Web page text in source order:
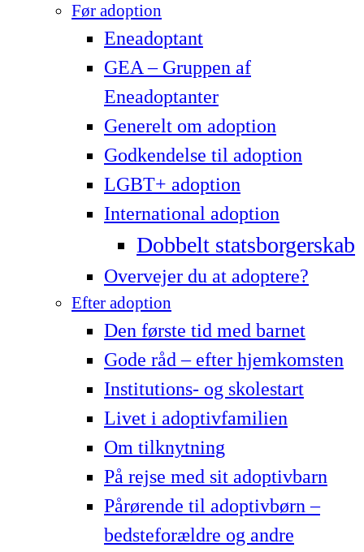
Før adoption
Eneadoptant
GEA – Gruppen af
Eneadoptanter
Generelt om adoption
Godkendelse til adoption
LG­BT+ adoption
International adoption
Dobbelt statsborgerskab
Overvejer du at adoptere?
Efter adoption
Den første tid med barnet
Gode råd – efter hjemkomsten
Institutions- og skolestart
Livet i adoptivfamilien
Om tilknytning
På rejse med sit adoptivbarn
Pårørende til adoptivbørn –
bedsteforældre og andre